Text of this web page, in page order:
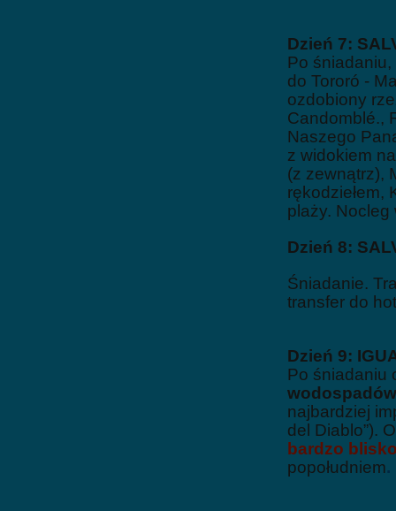
Dzień 7:
Po
do Tororó -
ozdobiony
Candomblé.,
Naszego
z widokiem
(z zewnątrz),
rękodziełem,
plaży. Nocleg
Dzień 8:
Śniadanie.
transfer do
Dzień 9:
Po śniadaniu
najbardziej
del Diablo”).
bardzo
popołudniem.